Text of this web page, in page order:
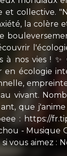
collective.
la colère
nos vies !
écologie
vivant.
que
: https://
- Musique
vous aimez